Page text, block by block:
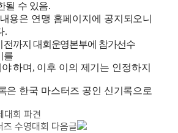
될 수 있음.
용은 연맹 홈페이지에 공지되오니
.
전까지 대회운영본부에 참가선수
를
하며 , 이후 이의 제기는 인정하지
은 한국 마스터즈 공인 신기록으로
회 파견
수영대회 다음글